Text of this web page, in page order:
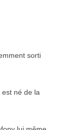
sorti
est né de la